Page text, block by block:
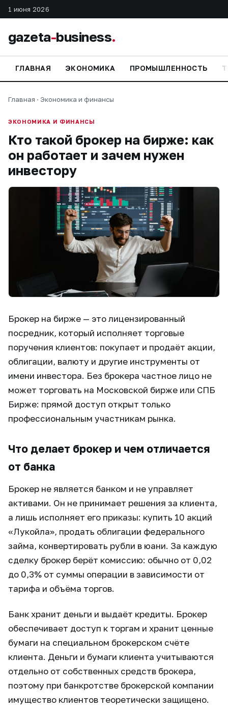
1 июня 2026
gazeta-business.
ГЛАВНАЯ ЭКОНОМИКА ПРОМЫШЛЕННОСТЬ
Главная · Экономика и финансы
ЭКОНОМИКА И ФИНАНСЫ
Кто такой брокер на бирже: как
он работает и зачем нужен
инвестору
Брокер на бирже — это лицензированный
посредник, который исполняет торговые
поручения клиентов: покупает и продаёт акции,
облигации, валюту и другие инструменты от
имени инвестора. Без брокера частное лицо не
может торговать на Московской бирже или СПБ
Бирже: прямой доступ открыт только
профессиональным участникам рынка.
Что делает брокер и чем отличается
от банка
Брокер не является банком и не управляет
активами. Он не принимает решения за клиента,
а лишь исполняет его приказы: купить 10 акций
«Лукойла», продать облигации федерального
займа, конвертировать рубли в юани. За каждую
сделку брокер берёт комиссию: обычно от 0,02
до 0,3% от суммы операции в зависимости от
тарифа и объёма торгов.
Банк хранит деньги и выдаёт кредиты. Брокер
обеспечивает доступ к торгам и хранит ценные
бумаги на специальном брокерском счёте
клиента. Деньги и бумаги клиента учитываются
отдельно от собственных средств брокера,
поэтому при банкротстве брокерской компании
имущество клиентов теоретически защищено.